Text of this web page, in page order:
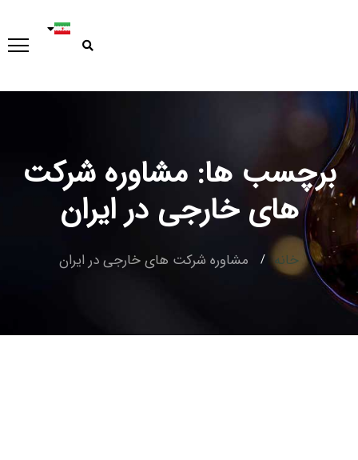
Type and hit enter
برچسب ها: مشاوره شرکت
های خارجی در ایران
خانه مشاوره شرکت های خارجی در ایران